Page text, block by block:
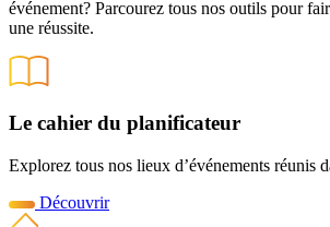
événement? Parcourez tous nos outils pour
une réussite.
Le cahier du planificateur
Explorez tous nos lieux d’événements réunis
Découvrir